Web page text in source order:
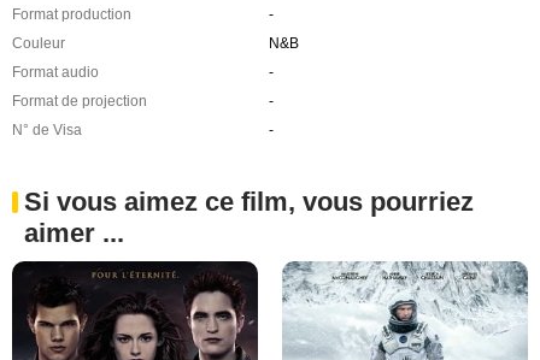
Format production
-
Couleur
N&B
Format audio
-
Format de projection
-
N° de Visa
-
Si vous aimez ce film, vous pourriez
aimer ...